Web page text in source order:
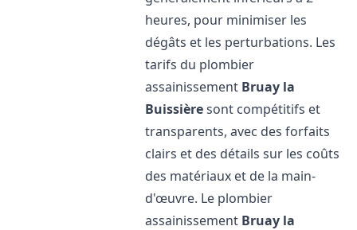
heures, pour minimiser les
dégâts et les perturbations. Les
tarifs du plombier
assainissement Bruay la
Buissièresont compétitifs et
transparents, avec des forfaits
clairs et des détails sur les coûts
des matériaux et de la main-
d'œuvre. Le plombier
assainissement Bruay la